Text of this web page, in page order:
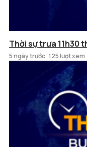
Thời sự trưa 11h30
5 ngày trước 125 lượt xem